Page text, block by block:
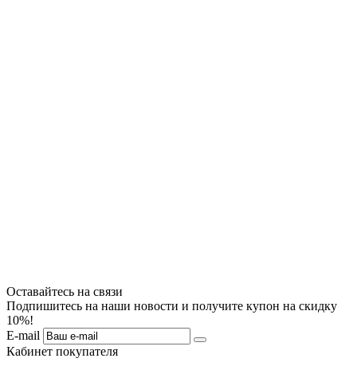
Оставайтесь на связи
Подпишитесь на наши новости и получите купон на скидку
10%!
E-mail
Кабинет покупателя